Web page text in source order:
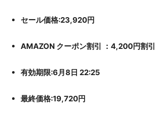
セール価格:23,920円
AMAZON クーポン割引 ：4,200円割引
有効期限:6月8日 22:25
最終価格:19,720円